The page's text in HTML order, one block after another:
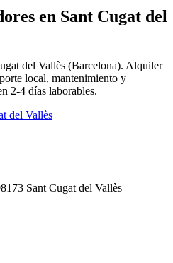
en Sant Cugat del
del Vallès (Barcelona). Alquiler
local, mantenimiento y
2-4 días laborables.
del Vallès
Sant Cugat del Vallès